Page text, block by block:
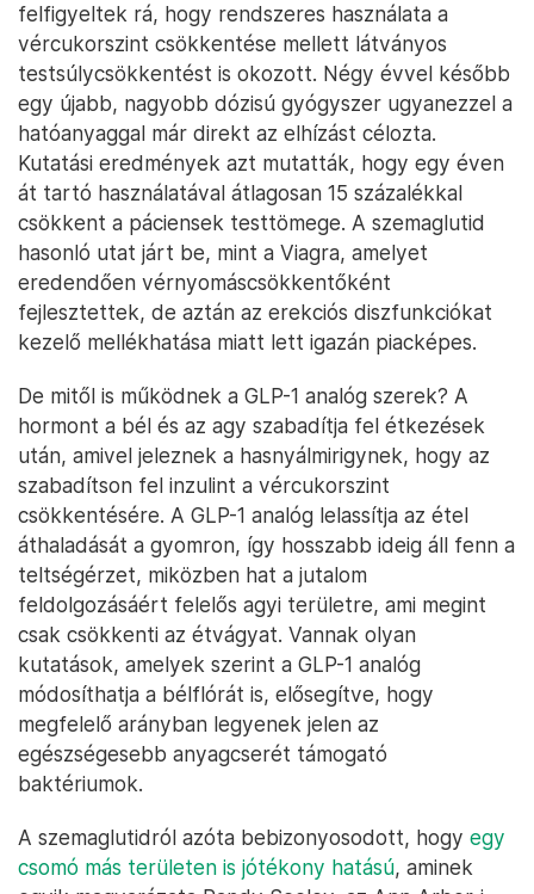
felfigyeltek rá, hogy rendszeres használata a
vércukorszint csökkentése mellett látványos
testsúlycsökkentést is okozott. Négy évvel később
egy újabb, nagyobb dózisú gyógyszer ugyanezzel a
hatóanyaggal már direkt az elhízást célozta.
Kutatási eredmények azt mutatták, hogy egy éven
át tartó használatával átlagosan 15 százalékkal
csökkent a páciensek testtömege. A szemaglutid
hasonló utat járt be, mint a Viagra, amelyet
eredendően vérnyomáscsökkentőként
fejlesztettek, de aztán az erekciós diszfunkciókat
kezelő mellékhatása miatt lett igazán piacképes.
De mitől is működnek a GLP-1 analóg szerek? A
hormont a bél és az agy szabadítja fel étkezések
után, amivel jeleznek a hasnyálmirigynek, hogy az
szabadítson fel inzulint a vércukorszint
csökkentésére. A GLP-1 analóg lelassítja az étel
áthaladását a gyomron, így hosszabb ideig áll fenn a
teltségérzet, miközben hat a jutalom
feldolgozásáért felelős agyi területre, ami megint
csak csökkenti az étvágyat. Vannak olyan
kutatások, amelyek szerint a GLP-1 analóg
módosíthatja a bélflórát is, elősegítve, hogy
megfelelő arányban legyenek jelen az
egészségesebb anyagcserét támogató
baktériumok.
A szemaglutidról azóta bebizonyosodott, hogy egy
csomó más területen is jótékony hatású, aminek